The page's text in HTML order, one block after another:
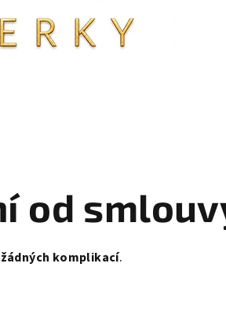
od
komplikací.